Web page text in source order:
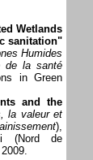
Wetlands
sanitation"
Humides
de la santé
in Green
and the
la valeur et
),
(Nord de
.